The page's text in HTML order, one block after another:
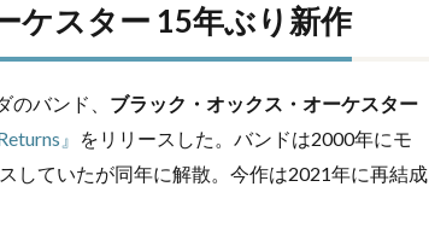
ケスター 15年ぶり新作
バンド、 ブラック・オックス・オーケスター
』 をリリースした。バンドは2000年にモ
していたが同年に解散。今作は2021年に再結成